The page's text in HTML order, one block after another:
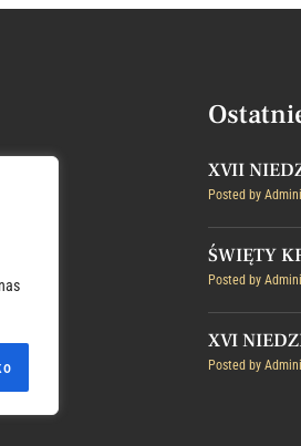
XVII
Posted by
ŚWIĘTY
Posted by
XVI
Posted by